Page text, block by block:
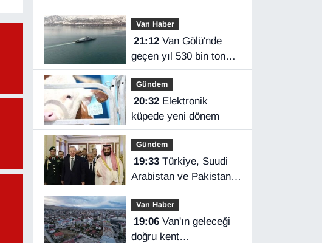
Van Haber
21:12Van Gölü'nde
geçen yıl 530 bin ton
yük taşındı
Gündem
20:32Elektronik
küpede yeni dönem
Gündem
19:33Türkiye, Suudi
Arabistan ve Pakistan
üçlü savunma
anlaşması imzaladı
Van Haber
19:06Van'ın geleceği
doğru kent